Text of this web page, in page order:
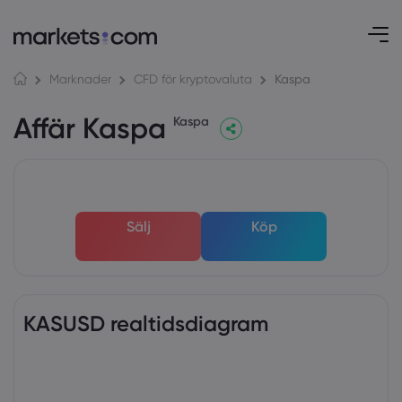
Marknader CFD för kryptovaluta Kaspa
Affär Kaspa Kaspa
Sälj Köp
KASUSD realtidsdiagram